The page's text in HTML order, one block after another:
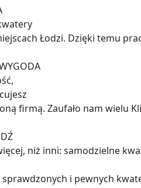
Łodzi. Dzięki temu
firmą. Zaufało nam wielu
niż inni: samodzielne
sprawdzonych i pewnych